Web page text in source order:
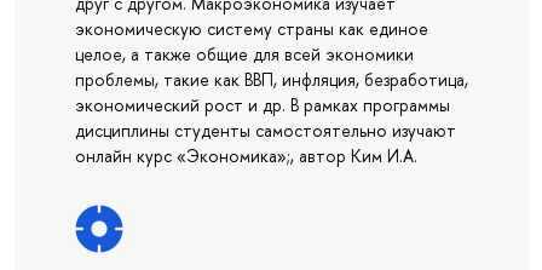
экономическую систему страны как единое
целое, а также общие для всей экономики
проблемы, такие как ВВП, инфляция, безработица,
экономический рост и др. В рамках программы
дисциплины студенты самостоятельно изучают
онлайн курс «Экономика»;, автор Ким И.А.